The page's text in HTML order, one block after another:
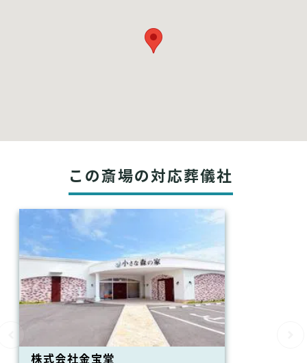
この斎場の対応葬儀社
株式会社金宝堂